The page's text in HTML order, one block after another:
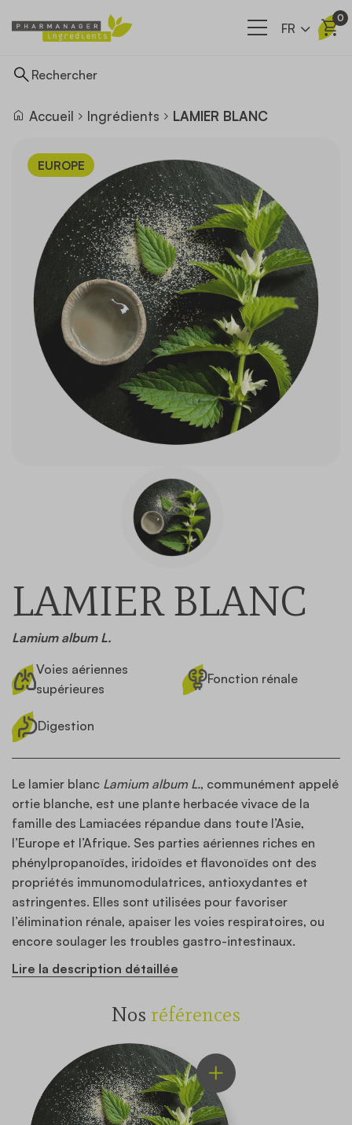
Nos filières
A propos
Actualités
Contact
FR
0
Accueil Ingrédients LAMIER BLANC
EUROPE
LAMIER BLANC
Lamium album L.
Voies aériennes
supérieures
Fonction rénale
Digestion
Le lamier blanc Lamium album L., communément appelé
ortie blanche, est une plante herbacée vivace de la
famille des Lamiacées répandue dans toute l’Asie,
l’Europe et l’Afrique. Ses parties aériennes riches en
phénylpropanoïdes, iridoïdes et flavonoïdes ont des
propriétés immunomodulatrices, antioxydantes et
astringentes. Elles sont utilisées pour favoriser
l’élimination rénale, apaiser les voies respiratoires, ou
encore soulager les troubles gastro-intestinaux.
Lire la description détaillée
Nos références